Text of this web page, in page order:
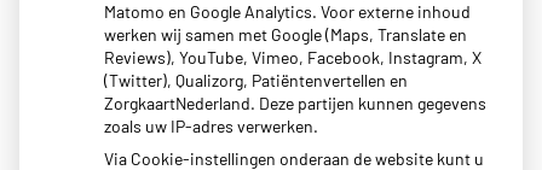
of zoek op lichaam
Betrouwbare informatie over ziekte en gezondheid
Matomo en Google Analytics. Voor externe inhoud
werken wij samen met Google (Maps, Translate en
Reviews), YouTube, Vimeo, Facebook, Instagram, X
(Twitter), Qualizorg, Patiëntenvertellen en
ZorgkaartNederland. Deze partijen kunnen gegevens
zoals uw IP-adres verwerken.
Via Cookie-instellingen onderaan de website kunt u